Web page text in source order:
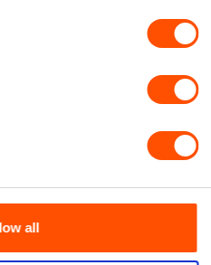
all